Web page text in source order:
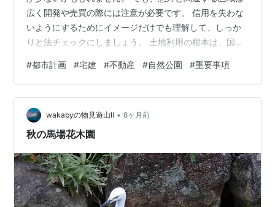
広く開発や売買の際には注意が必要です。 信用を失わな
いようにするためにイメージだけでも理解して、しっか
りと法チェックにしましょう。 土地利用の根本は、国土
す。 土地利用計画では、「都市地域」、「農業地域」、
「森林地域」、「自然公園地域」、「自然保全地域」の
５地域が定められています。 これにより、「都市地域」
＝「都市計画法」のように土地利用に関する規制が運用
されています。 なので、重要事項の調査の場合は、それ
#都市計画 #宅建 #不動産 #自然公園 #重要事項
wakabyの物見遊山Ⅱ • 8ヶ月前
秋の馬場花木園